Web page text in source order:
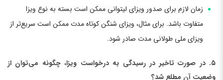
زمان لازم برای صدور ویزای لیتوانی ممکن است بسته به نوع ویزا
متفاوت باشد. برای مثال، ویزای شنگن کوتاه مدت ممکن است سریع‌تر از
ویزای ملی طولانی مدت صادر شود.
۵. در صورت تاخیر در رسیدگی به درخواست ویزا، چگونه می‌توان از
وضعیت آن مطلع شد؟